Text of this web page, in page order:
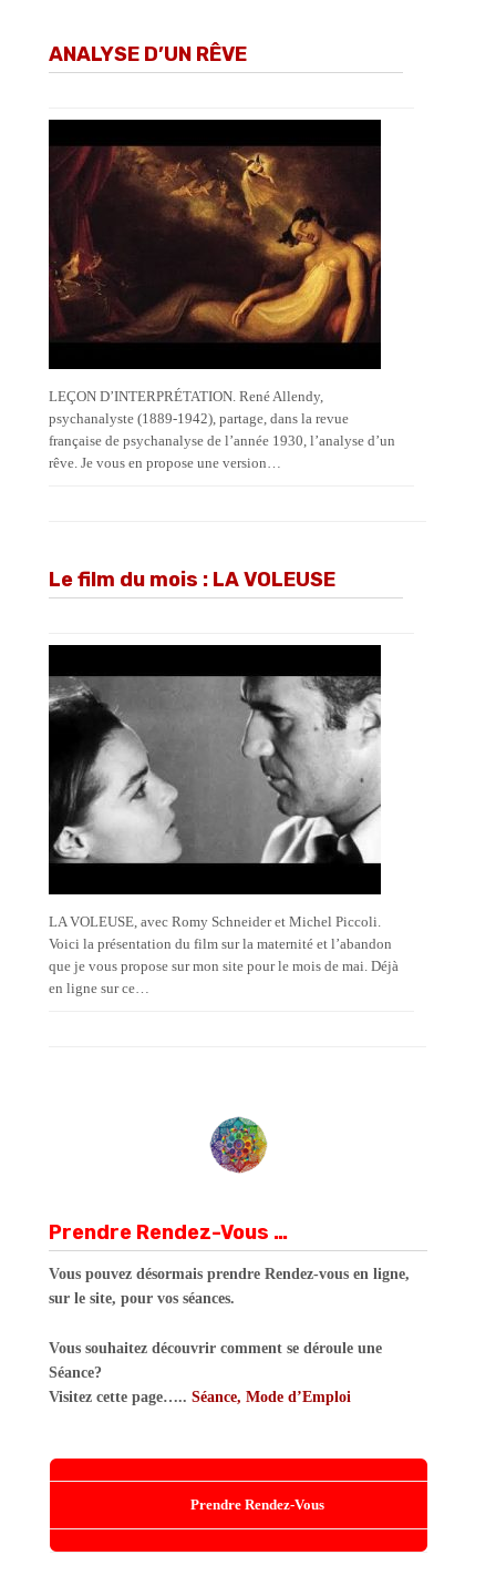
ANALYSE D’UN RÊVE
LEÇON D’INTERPRÉTATION. René Allendy,
psychanalyste (1889-1942), partage, dans la revue
française de psychanalyse de l’année 1930, l’analyse d’un
rêve. Je vous en propose une version…
Le film du mois : LA VOLEUSE
LA VOLEUSE, avec Romy Schneider et Michel Piccoli.
Voici la présentation du film sur la maternité et l’abandon
que je vous propose sur mon site pour le mois de mai. Déjà
en ligne sur ce…
Prendre Rendez-Vous …
Vous pouvez désormais prendre Rendez-vous en ligne,
sur le site, pour vos séances.
Vous souhaitez découvrir comment se déroule une
Séance?
Visitez cette page…..Séance, Mode d’Emploi
Prendre Rendez-Vous